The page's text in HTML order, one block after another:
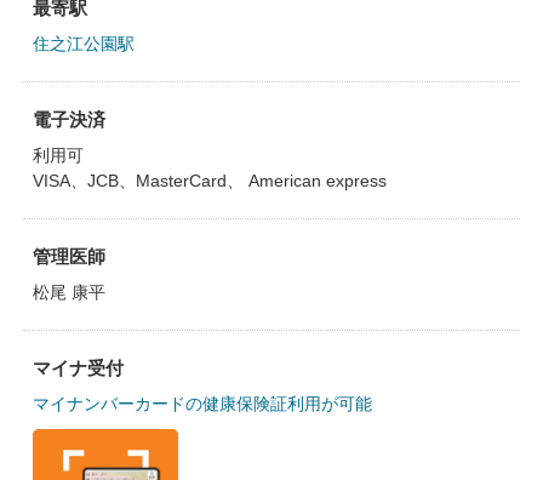
最寄駅
住之江公園駅
電子決済
利用可
VISA、JCB、MasterCard、 American express
管理医師
松尾 康平
マイナ受付
マイナンバーカードの健康保険証利用が可能